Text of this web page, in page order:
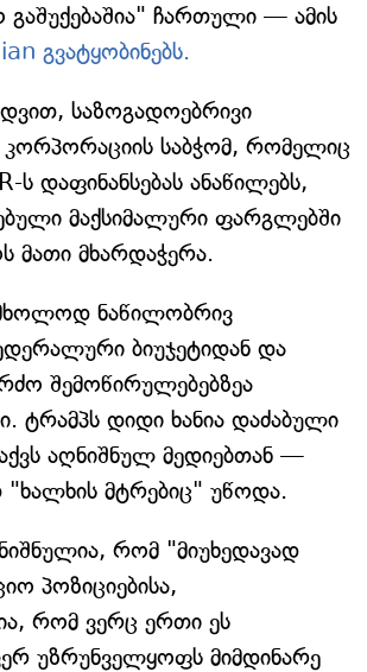
გაშუქებაშია" ჩართული — ამის
გვატყობინებს.
საზოგადოებრივი
კორპორაციის საბჭომ, რომელიც
ს დაფინანსებას ანაწილებს,
მაქსიმალური ფარგლებში
მათი მხარდაჭერა.
ნაწილობრივ
ბიუჯეტიდან და
შემოწირულებებზეა
ტრამპს დიდი ხანია დაძაბული
აღნიშნულ მედიებთან —
მტრებიც" უწოდა.
რომ "მიუხედავად
პოზიციებისა,
რომ ვერც ერთი ეს
უზრუნველყოფს მიმდინარე